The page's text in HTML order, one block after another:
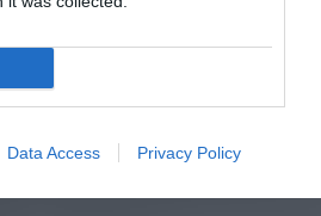
Data Access Privacy Policy